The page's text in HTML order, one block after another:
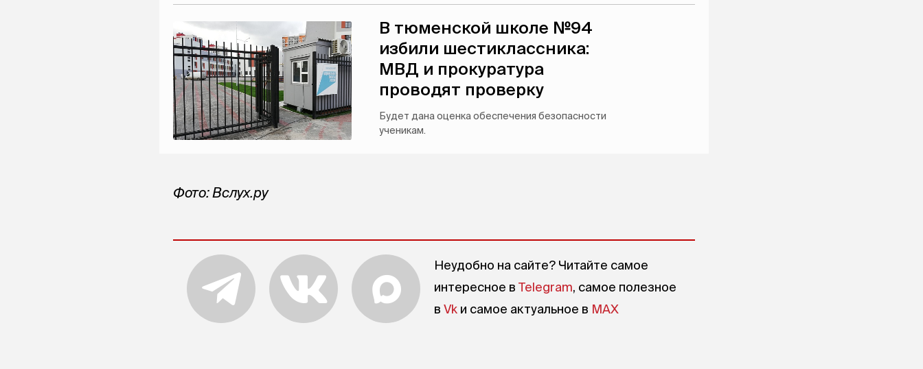
В тюменской школе №94
избили шестиклассника:
МВД и прокуратура
проводят проверку
Будет дана оценка обеспечения безопасности
ученикам.
Фото: Вслух.ру
Неудобно на сайте? Читайте самое
интересное в Telegram, самое полезное
в Vk и самое актуальное в MAX